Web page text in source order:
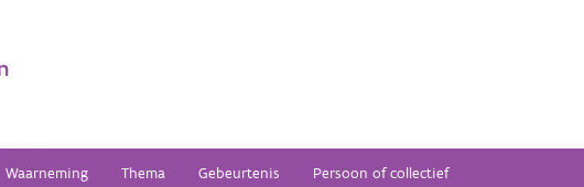
Waarneming Thema Gebeurtenis Persoon of collectief